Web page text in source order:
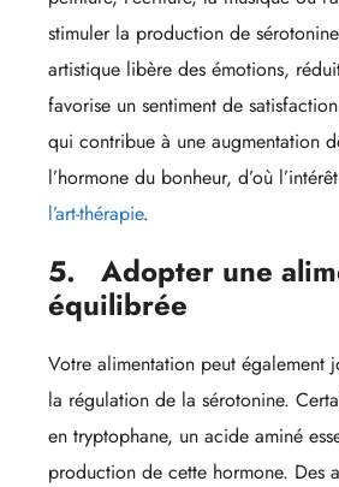
stimuler la production de
artistique libère des émotions,
favorise un sentiment de
qui contribue à une augmentation
l’hormone du bonheur, d’où
l’art-thérapie.
5. Adopter une
équilibrée
Votre alimentation peut également
la régulation de la sérotonine.
en tryptophane, un acide aminé
production de cette hormone. Des